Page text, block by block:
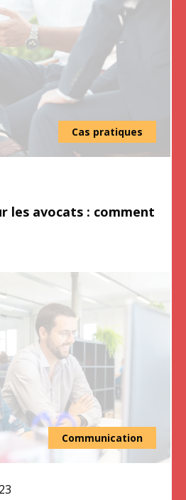
Cas pratiques
les avocats : comment
Communication